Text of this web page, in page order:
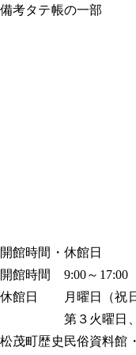
備考タテ帳の一部
開館時間・休館日
開館時間 9:00～17:00
休館日 月曜日（祝日
第３火曜日、年末
松茂町歴史民俗資料館